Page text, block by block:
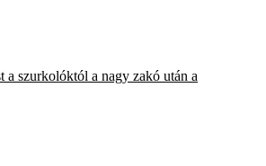
a szurkolóktól a nagy zakó után a